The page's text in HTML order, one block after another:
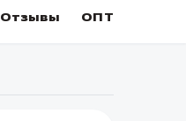
Отзывы ОПТ